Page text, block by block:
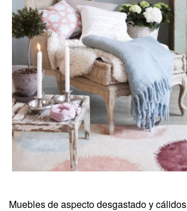
Muebles de aspecto desgastado y